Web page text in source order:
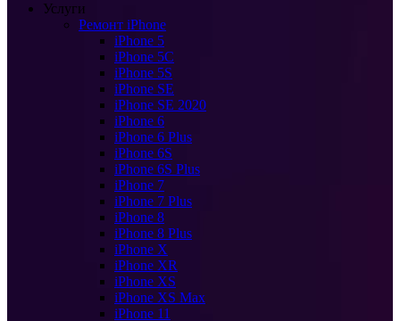
Услуги
Ремонт iPhone
iPhone 5
iPhone 5C
iPhone 5S
iPhone SE
iPhone SE 2020
iPhone 6
iPhone 6 Plus
iPhone 6S
iPhone 6S Plus
iPhone 7
iPhone 7 Plus
iPhone 8
iPhone 8 Plus
iPhone X
iPhone XR
iPhone XS
iPhone XS Max
iPhone 11